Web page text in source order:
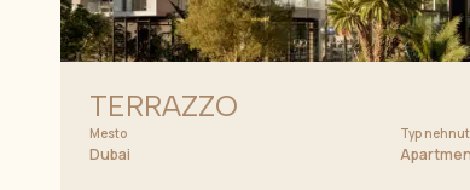
TERRAZZO
Mesto
Dubai
Typ